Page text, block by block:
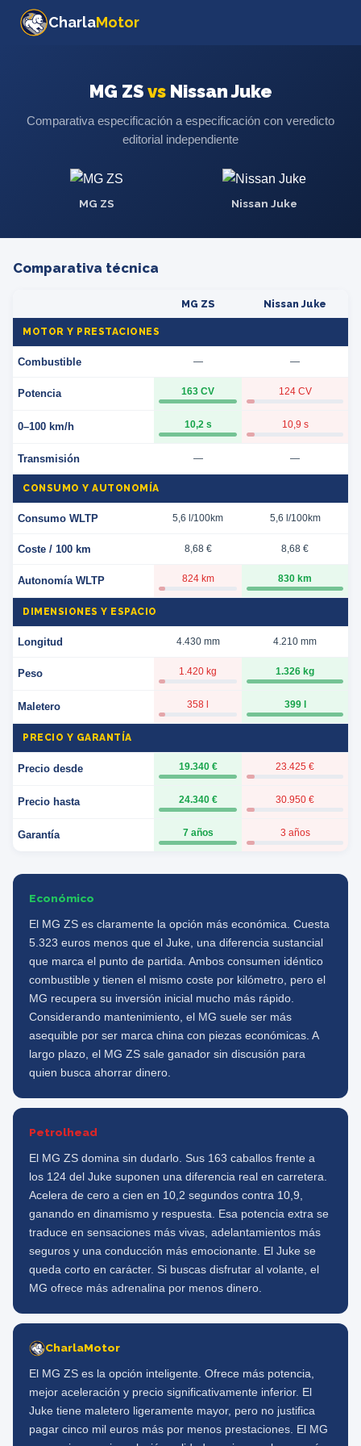
CharlaMotor
MG ZSvsNissan Juke
Comparativa especificación a especificación con veredicto
editorial independiente
MG ZS Nissan Juke
Comparativa técnica
MG ZS Nissan Juke
MOTOR Y PRESTACIONES
Combustible — —
Potencia 163 CV 124 CV
0–100 km/h 10,2 s 10,9 s
Transmisión — —
CONSUMO Y AUTONOMÍA
Consumo WLTP 5,6 l/100km 5,6 l/100km
Coste / 100 km 8,68 € 8,68 €
Autonomía WLTP 824 km 830 km
DIMENSIONES Y ESPACIO
Longitud 4.430 mm 4.210 mm
Peso 1.420 kg 1.326 kg
Maletero 358 l 399 l
PRECIO Y GARANTÍA
Precio desde 19.340 € 23.425 €
Precio hasta 24.340 € 30.950 €
Garantía 7 años 3 años
Económico
El MG ZS es claramente la opción más económica. Cuesta
5.323 euros menos que el Juke, una diferencia sustancial
que marca el punto de partida. Ambos consumen idéntico
combustible y tienen el mismo coste por kilómetro, pero el
MG recupera su inversión inicial mucho más rápido.
Considerando mantenimiento, el MG suele ser más
asequible por ser marca china con piezas económicas. A
largo plazo, el MG ZS sale ganador sin discusión para
quien busca ahorrar dinero.
Petrolhead
El MG ZS domina sin dudarlo. Sus 163 caballos frente a
los 124 del Juke suponen una diferencia real en carretera.
Acelera de cero a cien en 10,2 segundos contra 10,9,
ganando en dinamismo y respuesta. Esa potencia extra se
traduce en sensaciones más vivas, adelantamientos más
seguros y una conducción más emocionante. El Juke se
queda corto en carácter. Si buscas disfrutar al volante, el
MG ofrece más adrenalina por menos dinero.
CharlaMotor
El MG ZS es la opción inteligente. Ofrece más potencia,
mejor aceleración y precio significativamente inferior. El
Juke tiene maletero ligeramente mayor, pero no justifica
pagar cinco mil euros más por menos prestaciones. El MG